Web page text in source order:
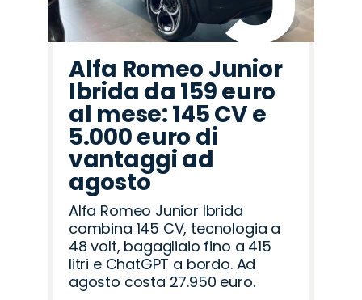
Alfa Romeo Junior
Ibrida da 159 euro
al mese: 145 CV e
5.000 euro di
vantaggi ad
agosto
Alfa Romeo Junior Ibrida
combina 145 CV, tecnologia a
48 volt, bagagliaio fino a 415
litri e ChatGPT a bordo. Ad
agosto costa 27.950 euro.